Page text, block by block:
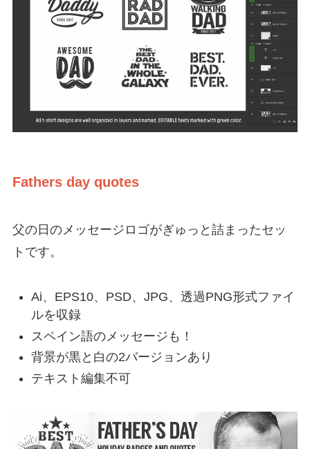
Fathers day quotes
父の日のメッセージロゴがぎゅっと詰まったセッ
トです。
Ai、EPS10、PSD、JPG、透過PNG形式ファイ
ルを収録
スペイン語のメッセージも！
背景が黒と白の2バージョンあり
テキスト編集不可